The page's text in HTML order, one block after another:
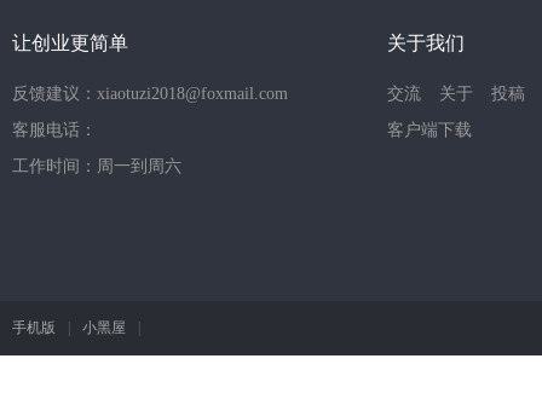
让创业更简单
反馈建议：xiaotuzi2018@foxmail.com
客服电话：
工作时间：周一到周六
关于我们
交流 关于
投稿
客户端下载
手机版 小黑屋